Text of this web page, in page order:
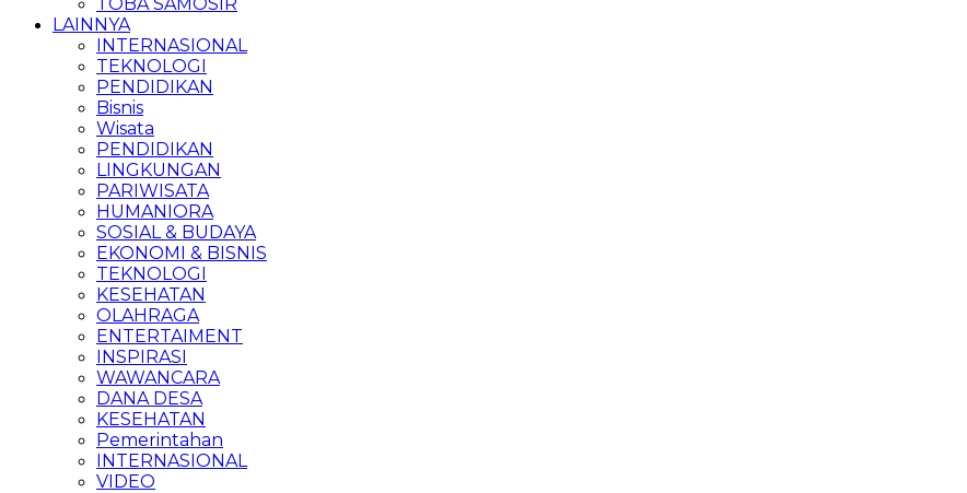
LAINNYA
INTERNASIONAL
TEKNOLOGI
PENDIDIKAN
Bisnis
Wisata
PENDIDIKAN
LINGKUNGAN
PARIWISATA
HUMANIORA
SOSIAL & BUDAYA
EKONOMI & BISNIS
TEKNOLOGI
KESEHATAN
OLAHRAGA
ENTERTAIMENT
INSPIRASI
WAWANCARA
DANA DESA
KESEHATAN
Pemerintahan
INTERNASIONAL
VIDEO